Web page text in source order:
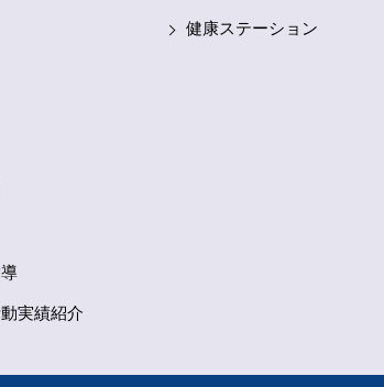
実績紹介
健康ステーション